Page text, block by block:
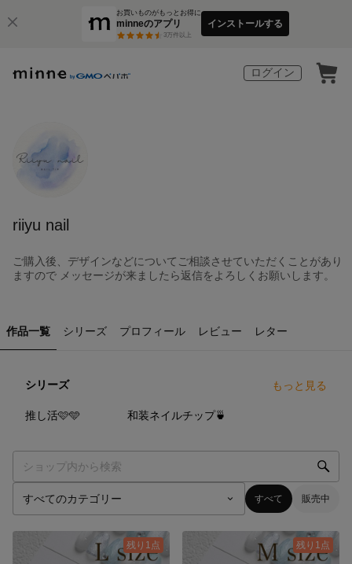
お買いものがもっとお得に
minneのアプリ
3万件以上
インストールする
ログイン
riiyu nail
ご購入後、デザインなどについてご相談させていただくことがあり
ますので メッセージが来ましたら返信をよろしくお願いします。
作品一覧 シリーズ プロフィール レビュー レター
シリーズ もっと見る
推し活🩷🩵 和装ネイルチップ🍵
すべて 販売中
残り1点 残り1点